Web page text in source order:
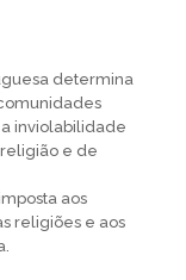
determina
inviolabilidade
e de
aos
religiões e aos